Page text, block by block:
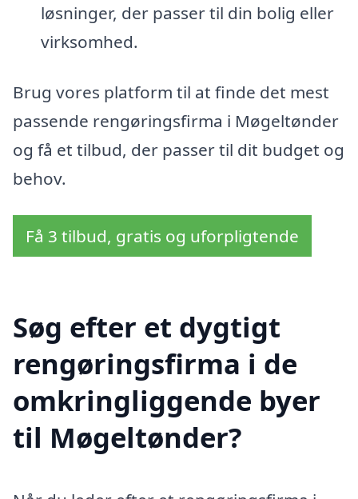
løsninger, der passer til din bolig eller
virksomhed.
Brug vores platform til at finde det mest
passende rengøringsfirma i Møgeltønder
og få et tilbud, der passer til dit budget og
behov.
Få 3 tilbud, gratis og uforpligtende
Søg efter et dygtigt
rengøringsfirma i de
omkringliggende byer
til Møgeltønder?